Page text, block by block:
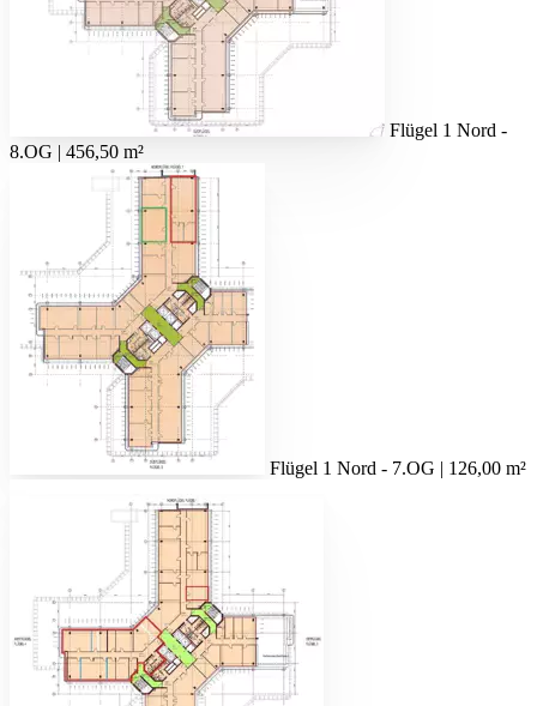
Flügel 1 Nord -
8.OG | 456,50 m²
Flügel 1 Nord - 7.OG | 126,00 m²